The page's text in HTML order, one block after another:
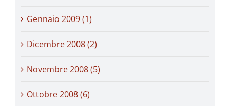
Gennaio 2009 (1)
Dicembre 2008 (2)
Novembre 2008 (5)
Ottobre 2008 (6)